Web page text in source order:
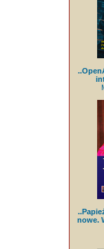
nowe.